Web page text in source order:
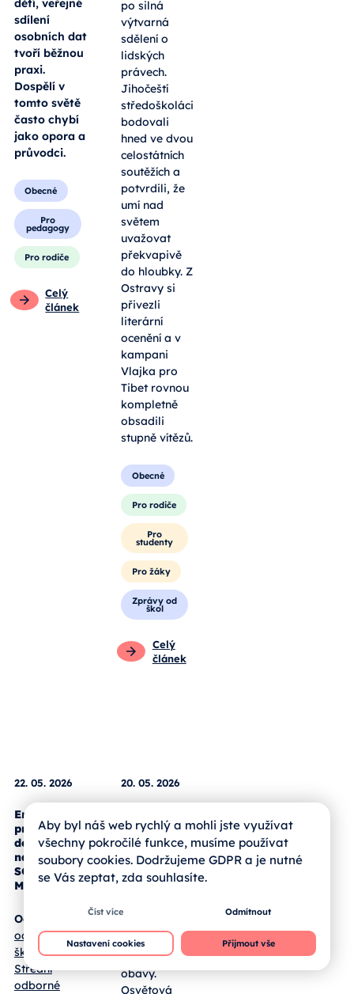
internet.
Zprávu se
sexuálním
podtextem
poslalo 30 %
dětí, veřejné
sdílení
osobních dat
tvoří běžnou
praxi.
tomto světě
často chybí
jako opora a
průvodci.
Pro
pedagogy
Od
filozofických
úvah nad
smyslem
recyklace až
po silná
výtvarná
sdělení o
lidských
právech.
Jihočeští
středoškoláci
bodovali
hned ve dvou
celostátních
soutěžích a
potvrdili, že
umí nad
světem
uvažovat
překvapivě
do hloubky. Z
Ostravy si
přivezli
literární
ocenění a v
kampani
Tibet rovnou
kompletně
obsadili
stupně vítězů.
Obecné
Pro rodiče
Pro
Pro žáky
22. 05. 2026
projektový
den a SWAP
na SOŠ a
SOU
Milevsko
20. 05. 2026
den v
Jihočeském
kraji
Lupénka není
Aby byl náš web rychlý a mohli jste využívat
všechny pokročilé funkce, musíme používat
soubory cookies. Dodržujeme GDPR a je nutné
se Vás zeptat, zda souhlasíte.
Číst více Odmítnout
Nastavení cookies Přijmout vše